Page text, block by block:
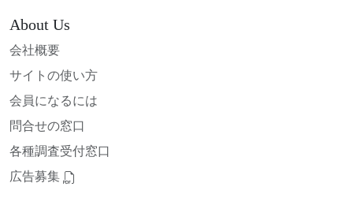
About Us
会社概要
サイトの使い方
会員になるには
問合せの窓口
各種調査受付窓口
広告募集